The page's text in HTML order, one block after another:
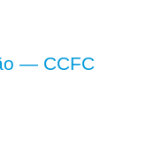
— CCFC